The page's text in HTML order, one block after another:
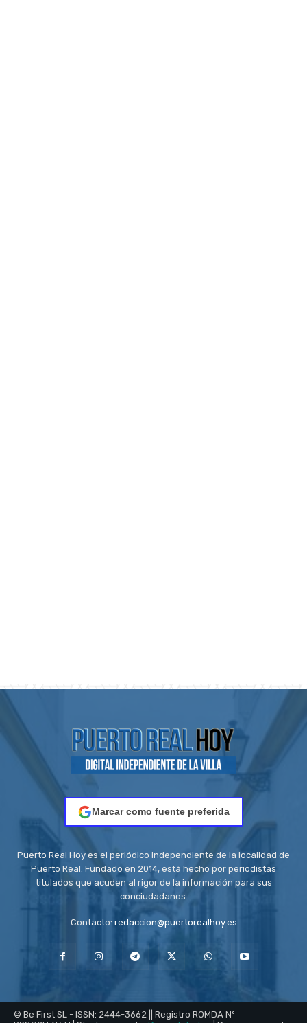
Marcar como fuente preferida
Puerto Real Hoy es el periódico independiente de la localidad de
Puerto Real. Fundado en 2014, está hecho por periodistas
titulados que acuden al rigor de la información para sus
conciudadanos.
Contacto: redaccion@puertorealhoy.es
© Be First SL - ISSN: 2444-3662 || Registro ROMDA Nº